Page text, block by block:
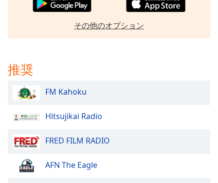
Opacity
Text
Color
Opacity
その他のオプション
推奨
FM Kahoku
Hitsujikai Radio
FRED FILM RADIO
AFN The Eagle